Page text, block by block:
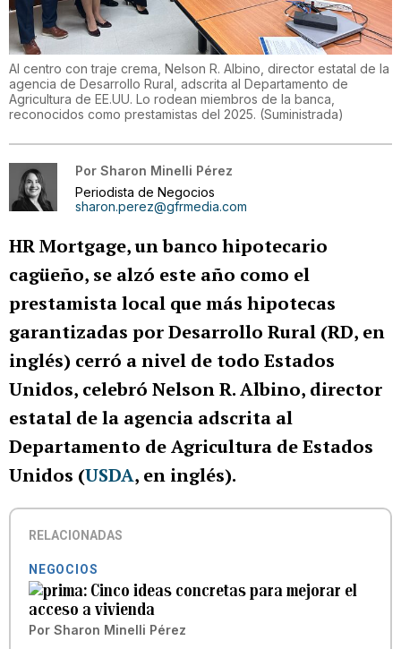
Al centro con traje crema, Nelson R. Albino, director estatal de la
agencia de Desarrollo Rural, adscrita al Departamento de
Agricultura de EE.UU. Lo rodean miembros de la banca,
reconocidos como prestamistas del 2025. (Suministrada)
Por Sharon Minelli Pérez
Periodista de Negocios
sharon.perez@gfrmedia.com
HR Mortgage, un banco hipotecario
cagüeño, se alzó este año como el
prestamista local que más hipotecas
garantizadas por Desarrollo Rural (RD, en
inglés) cerró a nivel de todo Estados
Unidos, celebró Nelson R. Albino, director
estatal de la agencia adscrita al
Departamento de Agricultura de Estados
Unidos (USDA, en inglés).
RELACIONADAS
NEGOCIOS
Cinco ideas concretas para mejorar el
acceso a vivienda
Por Sharon Minelli Pérez